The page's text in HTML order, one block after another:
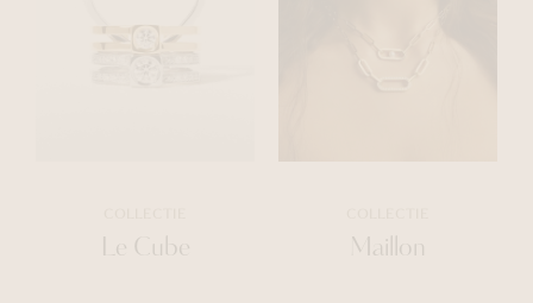
Le Cube Maillon